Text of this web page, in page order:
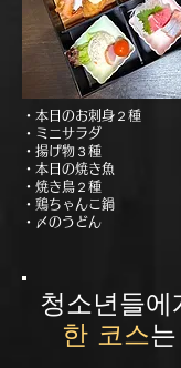
・本日のお刺身２種
・ミニサラダ
・揚げ物３種
・本日の焼き魚
・焼き鳥２種
・鶏ちゃんこ鍋
・〆のうどん
청소년들에
한 코스